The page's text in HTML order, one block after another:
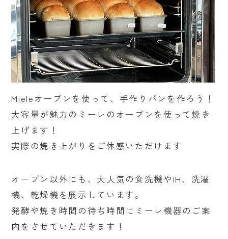
Mieleオーブンを使って、手作りパンを作ろう！
大容量が魅力のミーレのオーブンを使って焼き
上げます！
実際の焼き上がりをご体感いただけます
オーブン以外にも、大人気の食洗機やIH、洗濯
機、乾燥機を展示しています。
発酵や焼き時間の待ち時間にミーレ機器のご案
内をさせていただきます！